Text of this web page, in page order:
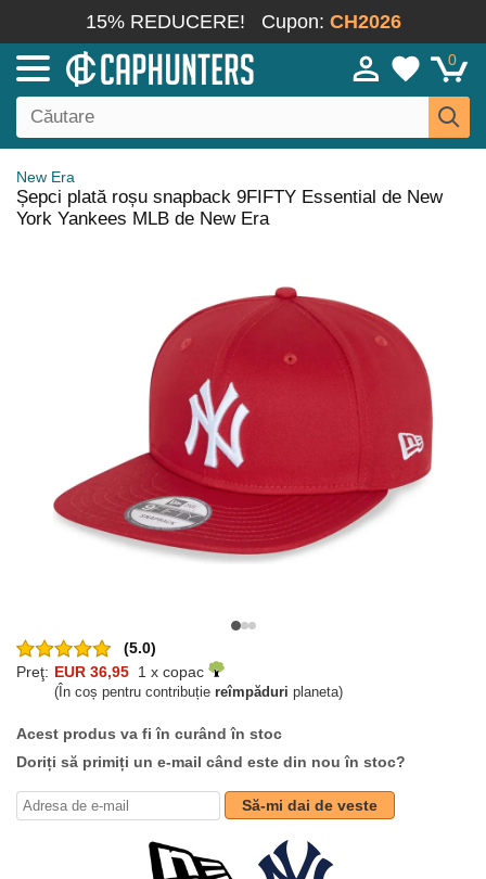
15% REDUCERE! Cupon: CH2026
0
New Era
Șepci plată roșu snapback 9FIFTY Essential de New
York Yankees MLB de New Era
(5.0)
Preţ: EUR 36,95 1 x copac
(În coș pentru contribuție reîmpăduri planeta)
Acest produs va fi în curând în stoc
Doriți să primiți un e-mail când este din nou în stoc?
Să-mi dai de veste